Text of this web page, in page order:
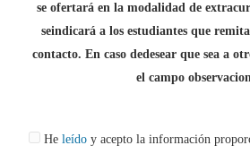
se ofertará en la modalidad de
seindicará a los estudiantes que
contacto. En caso dedesear que sea a
el campo
He leído y acepto la información